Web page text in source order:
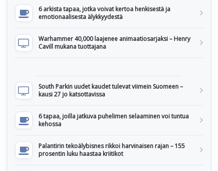
6 arkista tapaa, jotka voivat kertoa henkisestä ja
emotionaalisesta älykkyydestä
Warhammer 40,000 laajenee animaatiosarjaksi – Henry
Cavill mukana tuottajana
South Parkin uudet kaudet tulevat viimein Suomeen –
kausi 27 jo katsottavissa
6 tapaa, joilla jatkuva puhelimen selaaminen voi tuntua
kehossa
Palantirin tekoälybisnes rikkoi harvinaisen rajan – 155
prosentin luku haastaa kriitikot